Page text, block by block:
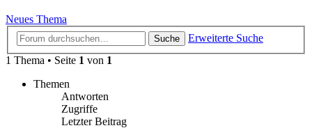
Neues Thema
Suche
Erweiterte Suche
1 Thema • Seite 1 von 1
Themen
Antworten
Zugriffe
Letzter Beitrag